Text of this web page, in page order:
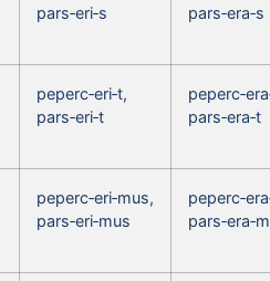
pars‑eri‑s
pars‑era‑s
peperc‑eri‑t,
pars‑eri‑t
pars‑era‑t
peperc‑eri‑mus,
pars‑eri‑mus